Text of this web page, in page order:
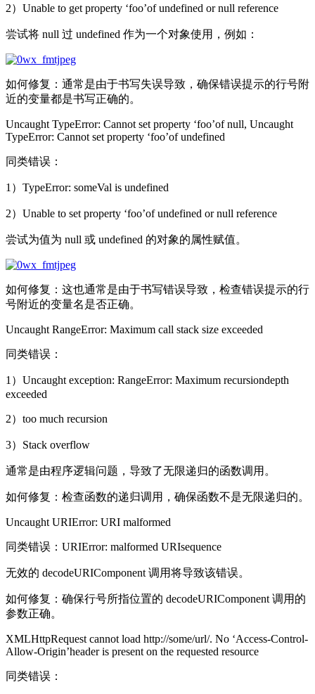
2）Unable to get property ‘foo’of undefined or null reference
尝试将 null 过 undefined 作为一个对象使用，例如：
如何修复：通常是由于书写失误导致，确保错误提示的行号附
近的变量都是书写正确的。
Uncaught TypeError: Cannot set property ‘foo’of null, Uncaught
TypeError: Cannot set property ‘foo’of undefined
同类错误：
1）TypeError: someVal is undefined
2）Unable to set property ‘foo’of undefined or null reference
尝试为值为 null 或 undefined 的对象的属性赋值。
如何修复：这也通常是由于书写错误导致，检查错误提示的行
号附近的变量名是否正确。
Uncaught RangeError: Maximum call stack size exceeded
同类错误：
1）Uncaught exception: RangeError: Maximum recursiondepth
exceeded
2）too much recursion
3）Stack overflow
通常是由程序逻辑问题，导致了无限递归的函数调用。
如何修复：检查函数的递归调用，确保函数不是无限递归的。
Uncaught URIError: URI malformed
同类错误：URIError: malformed URIsequence
无效的 decodeURIComponent 调用将导致该错误。
如何修复：确保行号所指位置的 decodeURIComponent 调用的
参数正确。
XMLHttpRequest cannot load http://some/url/. No ‘Access-Control-
Allow-Origin’header is present on the requested resource
同类错误：